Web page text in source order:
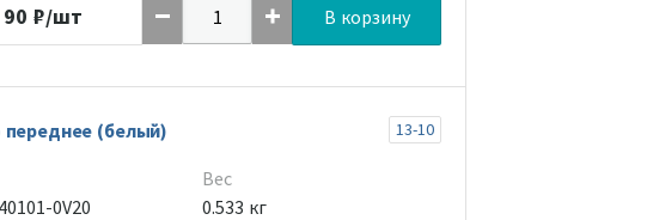
90 ₽/шт В корзину
(белый) 13-10
0V20
Вес
0.533 кг